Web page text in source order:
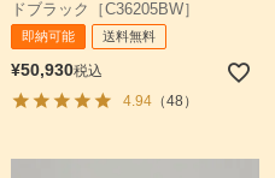
ドブラック［C36205BW］
即納可能 送料無料
¥50,930税込
4.94（48）